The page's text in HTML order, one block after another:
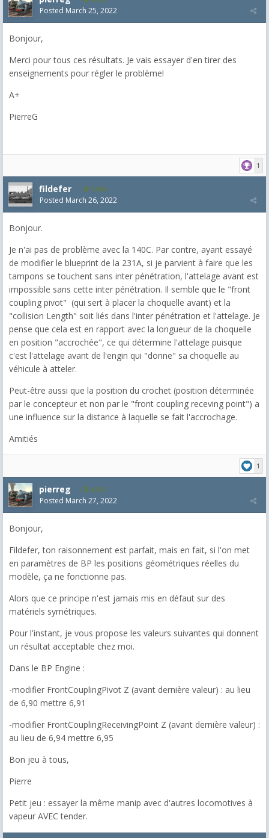
Posted March 25, 2022
Bonjour,
Merci pour tous ces résultats. Je vais essayer d'en tirer des
enseignements pour régler le problème!
A+
PierreG
1
fildefer 1,603
Posted March 26, 2022
Bonjour.
Je n'ai pas de problème avec la 140C. Par contre, ayant essayé
de modifier le blueprint de la 231A, si je parvient à faire que les
tampons se touchent sans inter pénétration, l'attelage avant est
impossible sans cette inter pénétration. Il semble que le "front
coupling pivot" (qui sert à placer la choquelle avant) et la
"collision Length" soit liés dans l'inter pénétration et l'attelage. Je
pense que cela est en rapport avec la longueur de la choquelle
en position "accrochée", ce qui détermine l'attelage puisque
c'est l'attelage avant de l'engin qui "donne" sa choquelle au
véhicule à atteler.
Peut-être aussi que la position du crochet (position déterminée
par le concepteur et non par le "front coupling receving point") a
une influence sur la distance à laquelle se fait l'accrochage.
Amitiés
1
pierreg 4,012
Posted March 27, 2022
Bonjour,
Fildefer, ton raisonnement est parfait, mais en fait, si l'on met
en paramètres de BP les positions géométriques réelles du
modèle, ça ne fonctionne pas.
Alors que ce principe n'est jamais mis en défaut sur des
matériels symétriques.
Pour l'instant, je vous propose les valeurs suivantes qui donnent
un résultat acceptable chez moi.
Dans le BP Engine :
-modifier FrontCouplingPivot Z (avant dernière valeur) : au lieu
de 6,90 mettre 6,91
-modifier FrontCouplingReceivingPoint Z (avant dernière valeur) :
au lieu de 6,94 mettre 6,95
Bon jeu à tous,
Pierre
Petit jeu : essayer la même manip avec d'autres locomotives à
vapeur AVEC tender.